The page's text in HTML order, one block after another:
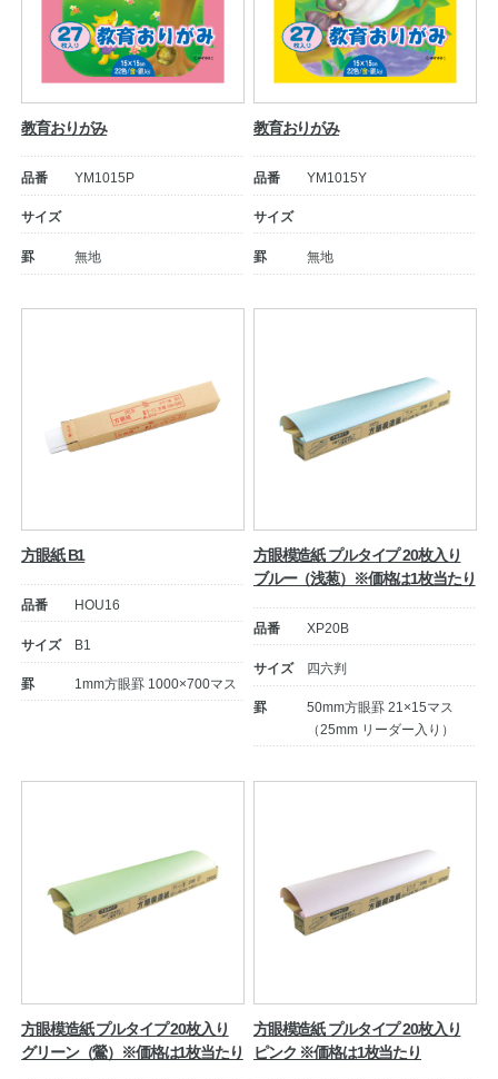
教育おりがみ
品番 YM1015P
サイズ
罫 無地
教育おりがみ
品番 YM1015Y
サイズ
罫 無地
方眼紙 B1
品番 HOU16
サイズ B1
罫 1mm方眼罫 1000×700マス
方眼模造紙 プルタイプ 20枚入り
ブルー（浅葱）※価格は1枚当たり
品番 XP20B
サイズ 四六判
罫
50mm方眼罫 21×15マス
（25mm リーダー入り）
方眼模造紙 プルタイプ 20枚入り
グリーン（鶯）※価格は1枚当たり
方眼模造紙 プルタイプ 20枚入り
ピンク ※価格は1枚当たり